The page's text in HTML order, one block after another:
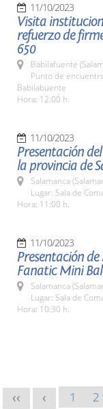
11/10/2023
Visita
refuerzo de
650
Babilafuente
Punto de
Babilabuente
Hora: 12:00 h.
11/10/2023
Presentación
la provincia de
Salamanca
Lugar: Sala de
Hora: 11:00 h.
11/10/2023
Presentación
Fanatic Mini
Salamanca
Lugar: Sala de
Hora: 10:30 h.
<< < 1 2